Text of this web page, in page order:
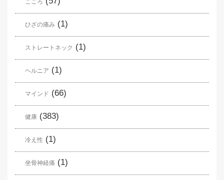
こころ
ひざの痛み (1)
ストレートネック (1)
ヘルニア (1)
マインド (66)
健康 (383)
冷え性 (1)
坐骨神経痛 (1)